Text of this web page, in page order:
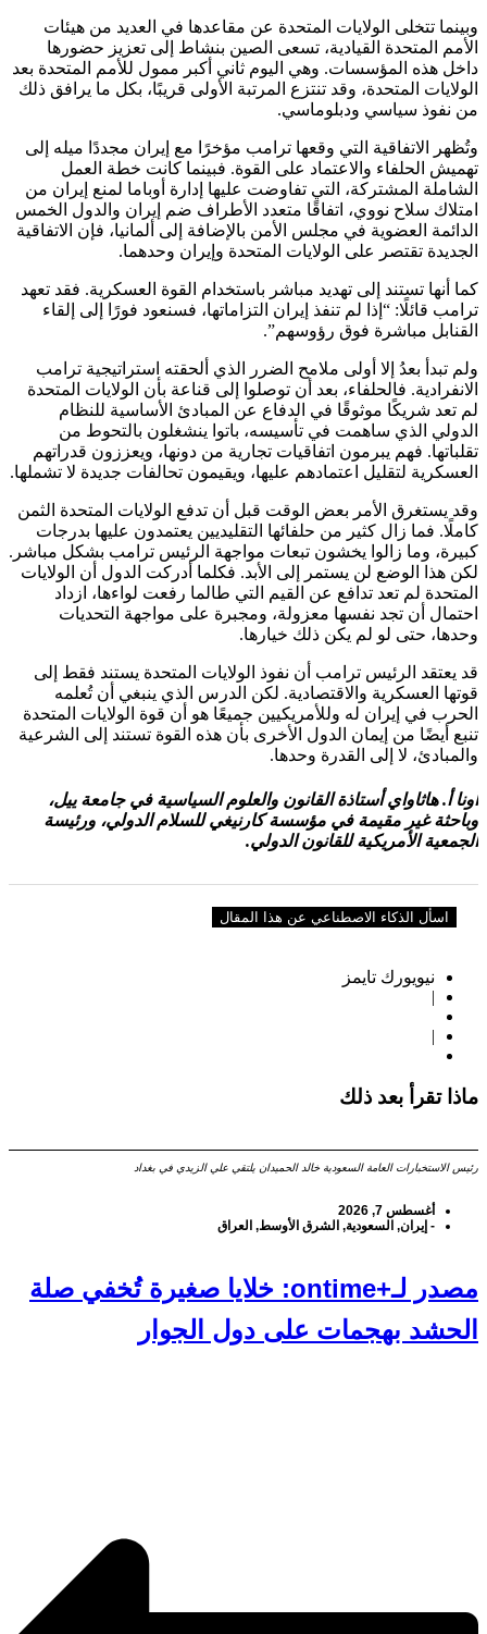
وبينما تتخلى الولايات المتحدة عن مقاعدها في العديد من هيئات
الأمم المتحدة القيادية، تسعى الصين بنشاط إلى تعزيز حضورها
داخل هذه المؤسسات. وهي اليوم ثاني أكبر ممول للأمم المتحدة بعد
الولايات المتحدة، وقد تنتزع المرتبة الأولى قريبًا، بكل ما يرافق ذلك
من نفوذ سياسي ودبلوماسي.
وتُظهر الاتفاقية التي وقعها ترامب مؤخرًا مع إيران مجددًا ميله إلى
تهميش الحلفاء والاعتماد على القوة. فبينما كانت خطة العمل
الشاملة المشتركة، التي تفاوضت عليها إدارة أوباما لمنع إيران من
امتلاك سلاح نووي، اتفاقًا متعدد الأطراف ضم إيران والدول الخمس
الدائمة العضوية في مجلس الأمن بالإضافة إلى ألمانيا، فإن الاتفاقية
الجديدة تقتصر على الولايات المتحدة وإيران وحدهما.
كما أنها تستند إلى تهديد مباشر باستخدام القوة العسكرية. فقد تعهد
ترامب قائلًا: “إذا لم تنفذ إيران التزاماتها، فسنعود فورًا إلى إلقاء
القنابل مباشرة فوق رؤوسهم”.
ولم تبدأ بعدُ إلا أولى ملامح الضرر الذي ألحقته استراتيجية ترامب
الانفرادية. فالحلفاء، بعد أن توصلوا إلى قناعة بأن الولايات المتحدة
لم تعد شريكًا موثوقًا في الدفاع عن المبادئ الأساسية للنظام
الدولي الذي ساهمت في تأسيسه، باتوا ينشغلون بالتحوط من
تقلباتها. فهم يبرمون اتفاقيات تجارية من دونها، ويعززون قدراتهم
العسكرية لتقليل اعتمادهم عليها، ويقيمون تحالفات جديدة لا تشملها.
وقد يستغرق الأمر بعض الوقت قبل أن تدفع الولايات المتحدة الثمن
كاملًا. فما زال كثير من حلفائها التقليديين يعتمدون عليها بدرجات
كبيرة، وما زالوا يخشون تبعات مواجهة الرئيس ترامب بشكل مباشر.
لكن هذا الوضع لن يستمر إلى الأبد. فكلما أدركت الدول أن الولايات
المتحدة لم تعد تدافع عن القيم التي طالما رفعت لواءها، ازداد
احتمال أن تجد نفسها معزولة، ومجبرة على مواجهة التحديات
وحدها، حتى لو لم يكن ذلك خيارها.
قد يعتقد الرئيس ترامب أن نفوذ الولايات المتحدة يستند فقط إلى
قوتها العسكرية والاقتصادية. لكن الدرس الذي ينبغي أن تُعلمه
الحرب في إيران له وللأمريكيين جميعًا هو أن قوة الولايات المتحدة
تنبع أيضًا من إيمان الدول الأخرى بأن هذه القوة تستند إلى الشرعية
والمبادئ، لا إلى القدرة وحدها.
أونا أ. هاثاواي أستاذة القانون والعلوم السياسية في جامعة ييل،
وباحثة غير مقيمة في مؤسسة كارنيغي للسلام الدولي، ورئيسة
الجمعية الأمريكية للقانون الدولي.
اسأل الذكاء الاصطناعي عن هذا المقال
نيويورك تايمز
|
|
ماذا تقرأ بعد ذلك
رئيس الاستخبارات العامة السعودية خالد الحميدان يلتقي علي الزيدي في بغداد
أغسطس 7, 2026
- إيران, السعودية, الشرق الأوسط, العراق
مصدر لـ+ontime: خلايا صغيرة تُخفي صلة
الحشد بهجمات على دول الجوار